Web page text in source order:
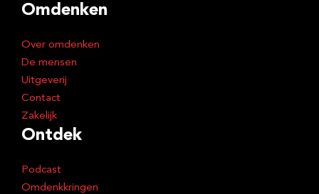
Omdenken
Over omdenken
De mensen
Uitgeverij
Contact
Zakelijk
Ontdek
Podcast
Omdenkkringen